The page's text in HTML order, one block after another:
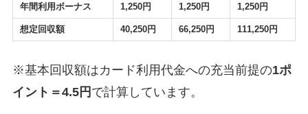
年間利用ボーナス 1,250円 1,250円 1,250円
想定回収額 40,250円 66,250円 111,250円
※基本回収額はカード利用代金への充当前提の1ポ
イント＝4.5円 で計算しています。